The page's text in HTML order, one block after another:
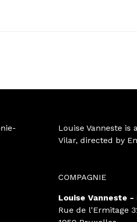
Louise Vanneste is
Vilar, directed by
COMPAGNIE
Louise Vanneste -
Rue de l'Ermitage